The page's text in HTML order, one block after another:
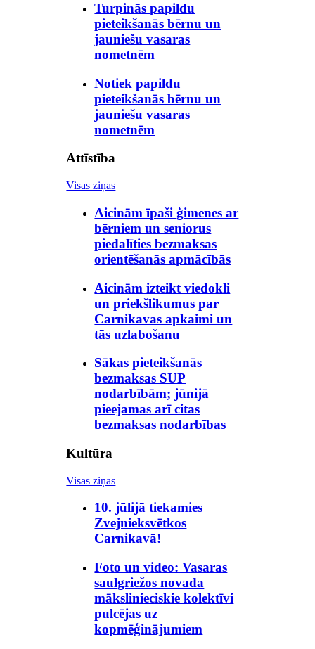
Turpinās papildu
pieteikšanās bērnu un
jauniešu vasaras
nometnēm
Notiek papildu
pieteikšanās bērnu un
jauniešu vasaras
nometnēm
Attīstība
Visas ziņas
Aicinām īpaši ģimenes ar
bērniem un seniorus
piedalīties bezmaksas
orientēšanās apmācībās
Aicinām izteikt viedokli
un priekšlikumus par
Carnikavas apkaimi un
tās uzlabošanu
Sākas pieteikšanās
bezmaksas SUP
nodarbībām; jūnijā
pieejamas arī citas
bezmaksas nodarbības
Kultūra
Visas ziņas
10. jūlijā tiekamies
Zvejnieksvētkos
Carnikavā!
Foto un video: Vasaras
saulgriežos novada
mākslinieciskie kolektīvi
pulcējas uz
kopmēģinājumiem